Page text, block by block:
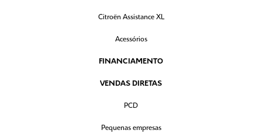
Citroën Assistance XL
Acessórios
FINANCIAMENTO
VENDAS DIRETAS
PCD
Pequenas empresas